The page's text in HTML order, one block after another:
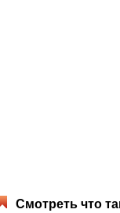
Смотреть что